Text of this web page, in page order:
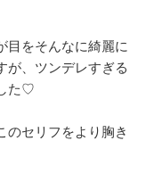
目をそんなに綺麗に
が、ツンデレすぎる
た♡
のセリフをより胸き